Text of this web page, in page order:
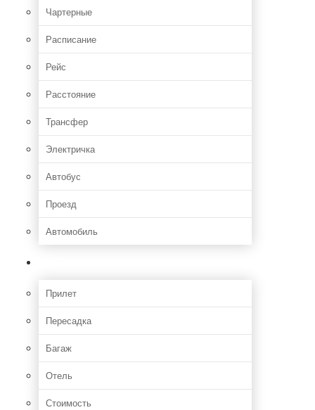
Чартерные
Расписание
Рейс
Расстояние
Трансфер
Электричка
Автобус
Проезд
Автомобиль
Прилет
Пересадка
Багаж
Отель
Стоимость